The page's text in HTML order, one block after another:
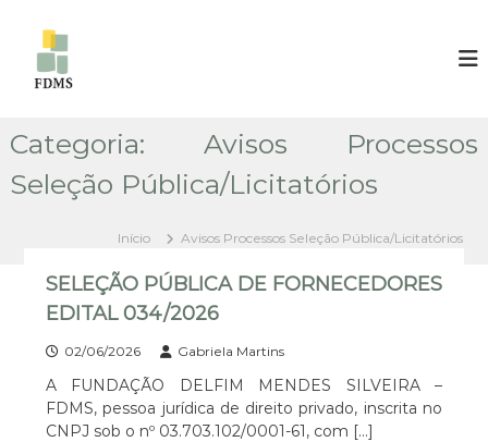
A
Ã
D
E
L
F
I
M
M
E
Ã
D
M
M
E
N
E
S
S
Categoria: Avisos Processos
Seleção Pública/Licitatórios
Início Avisos Processos Seleção Pública/Licitatórios
SELEÇÃO PÚBLICA DE FORNECEDORES
EDITAL 034/2026
02/06/2026 Gabriela Martins
A FUNDAÇÃO DELFIM MENDES SILVEIRA –
FDMS, pessoa jurídica de direito privado, inscrita no
CNPJ sob o nº 03.703.102/0001-61, com […]